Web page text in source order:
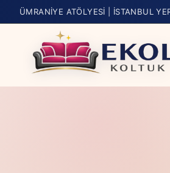
ÜMRANIYE ATÖLYESI | İSTANBUL